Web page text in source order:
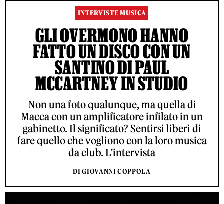
INTERVISTE MUSICA
GLI OVERMONO HANNO
FATTO UN DISCO CON UN
SANTINO DI PAUL
MCCARTNEY IN STUDIO
Non una foto qualunque, ma quella di
Macca con un amplificatore infilato in un
gabinetto. Il significato? Sentirsi liberi di
fare quello che vogliono con la loro musica
da club. L'intervista
DI GIOVANNI COPPOLA